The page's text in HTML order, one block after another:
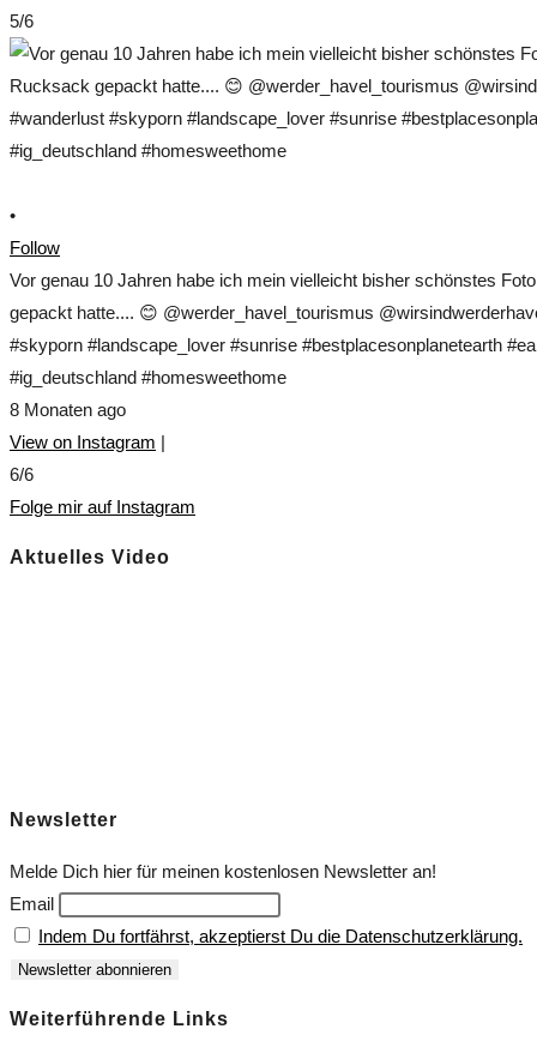
5/6
•
Follow
Vor genau 10 Jahren habe ich mein vielleicht bisher schönstes
gepackt hatte.... 😊 @werder_havel_tourismus
#skyporn #landscape_lover #sunrise #bestplacesonplanetearth
#ig_deutschland #homesweethome
8 Monaten ago
View on Instagram |
6/6
Folge mir auf Instagram
Aktuelles Video
Newsletter
Melde Dich hier für meinen kostenlosen Newsletter an!
Email
Indem Du fortfährst, akzeptierst Du die Datenschutzerklärung.
Weiterführende Links